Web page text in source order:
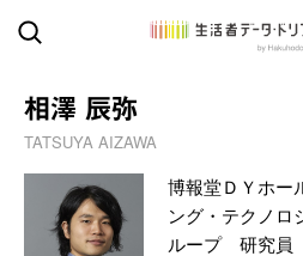
相澤 辰弥
TATSUYA AIZAWA
博報堂ＤＹホー
ング・テクノロ
ループ 研究員